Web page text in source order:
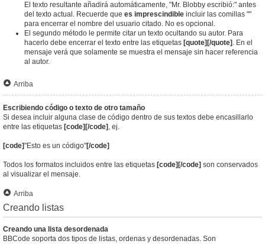
El texto resultante añadirá automáticamente, "Mr. Blobby escribió:" antes
del texto actual. Recuerde que es imprescindible incluir las comillas ""
para encerrar el nombre del usuario citado. No es opcional.
El segundo método le permite citar un texto ocultando su autor. Para
hacerlo debe encerrar el texto entre las etiquetas [quote][/quote] . En el
mensaje verá que solamente se muestra el mensaje sin hacer referencia
al autor.
Arriba
Escribiendo código o texto de otro tamaño
Si desea incluir alguna clase de código dentro de sus textos debe encasillarlo
entre las etiquetas [code][/code] , ej.
[code]"Esto es un código"[/code]
Todos los formatos incluidos entre las etiquetas [code][/code] son conservados
al visualizar el mensaje.
Arriba
Creando listas
Creando una lista desordenada
BBCode soporta dos tipos de listas, ordenas y desordenadas. Son